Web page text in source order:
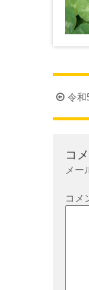
投
稿
令和
コ
メー
コメ